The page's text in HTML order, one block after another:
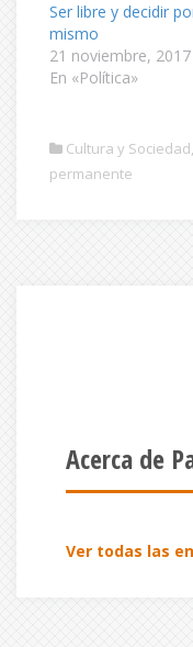
Ser libre y decidir
mismo
21 noviembre, 2017
En «Política»
Cultura y Sociedad,
permanente
Acerca de
Ver todas las